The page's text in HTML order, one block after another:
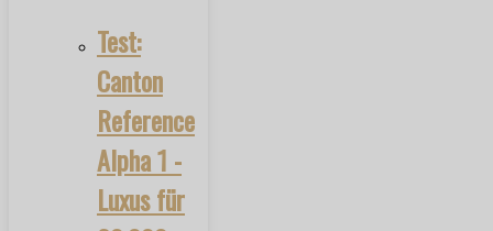
Test:
Canton
Reference
Alpha 1 -
Luxus für